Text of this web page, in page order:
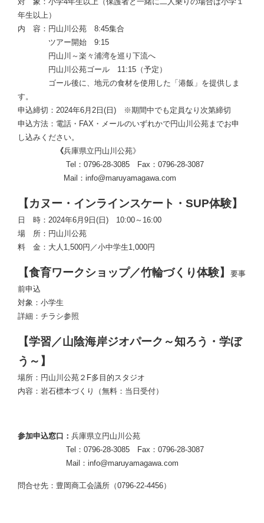
年生以上）
内 容：円山川公苑 8:45集合
ツアー開始 9:15
円山川～楽々浦湾を巡り下流へ
円山川公苑ゴール 11:15（予定）
ゴール後に、地元の食材を使用した「港飯」を提供しま
す。
申込締切：2024年6月2日(日) ※期間中でも定員なり次第締切
申込方法：電話・FAX・メールのいずれかで円山川公苑までお申
し込みください。
《兵庫県立円山川公苑》
Tel：0796-28-3085 Fax：0796-28-3087
Mail：info@maruyamagawa.com
【カヌー・インラインスケート・SUP体験】
日 時：2024年6月9日(日) 10:00～16:00
場 所：円山川公苑
料 金：大人1,500円／小中学生1,000円
【食育ワークショップ／竹輪づくり体験】
要事
前申込
対象：小学生
詳細：チラシ参照
【学習／山陰海岸ジオパーク～知ろう・学ぼ
う～】
場所：円山川公苑２F多目的スタジオ
内容：岩石標本づくり（無料：当日受付）
参加申込窓口： 兵庫県立円山川公苑
Tel：0796-28-3085 Fax：0796-28-3087
Mail：info@maruyamagawa.com
問合せ先：豊岡商工会議所（0796-22-4456）